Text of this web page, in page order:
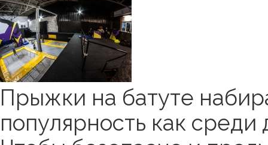
Прыжки на батуте
популярность как среди